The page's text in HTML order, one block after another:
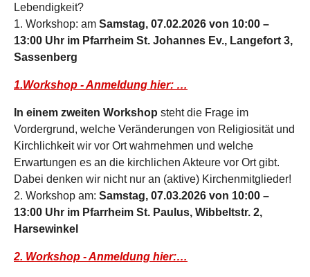
Lebendigkeit?
1. Workshop: am Samstag, 07.02.2026 von 10:00 –
13:00 Uhr im Pfarrheim St. Johannes Ev., Langefort 3,
Sassenberg
1.Workshop - Anmeldung hier: …
In einem zweiten Workshop steht die Frage im
Vordergrund, welche Veränderungen von Religiosität und
Kirchlichkeit wir vor Ort wahrnehmen und welche
Erwartungen es an die kirchlichen Akteure vor Ort gibt.
Dabei denken wir nicht nur an (aktive) Kirchenmitglieder!
2. Workshop am: Samstag, 07.03.2026 von 10:00 –
13:00 Uhr im Pfarrheim St. Paulus, Wibbeltstr. 2,
Harsewinkel
2. Workshop - Anmeldung hier:…